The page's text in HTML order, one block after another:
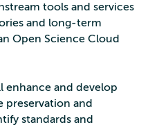
tools and services
and long-term
Open Science Cloud
enhance and develop
preservation and
standards and